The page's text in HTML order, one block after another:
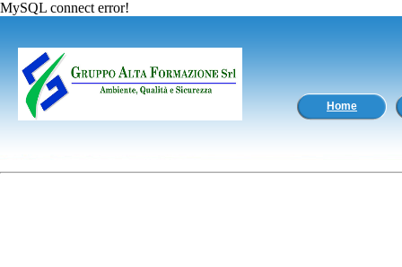
MySQL connect error!
Home